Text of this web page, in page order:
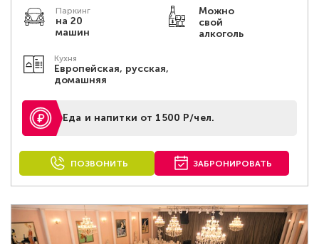
Паркинг
на 20
машин
Можно
свой
алкоголь
Кухня
Европейская, русская,
домашняя
Еда и напитки от 1500 Р/чел.
ПОЗВОНИТЬ ЗАБРОНИРОВАТЬ